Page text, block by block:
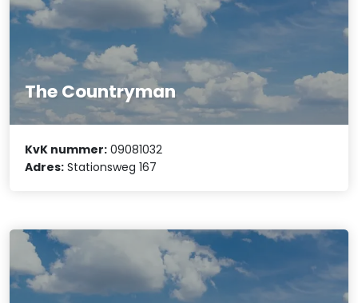
The Countryman
KvK nummer: 09081032
Adres: Stationsweg 167